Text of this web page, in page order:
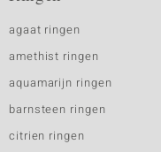
agaat ringen
amethist ringen
aquamarijn ringen
barnsteen ringen
citrien ringen